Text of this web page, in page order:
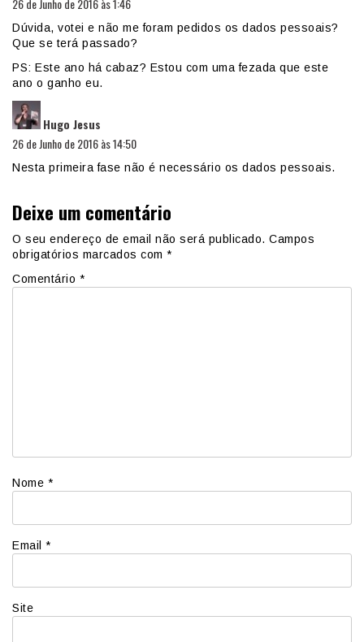
26 de Junho de 2016 às 1:46
Dúvida, votei e não me foram pedidos os dados pessoais?
Que se terá passado?
PS: Este ano há cabaz? Estou com uma fezada que este
ano o ganho eu.
Hugo Jesus
26 de Junho de 2016 às 14:50
Nesta primeira fase não é necessário os dados pessoais.
Deixe um comentário
O seu endereço de email não será publicado. Campos
obrigatórios marcados com *
Comentário *
Nome *
Email *
Site